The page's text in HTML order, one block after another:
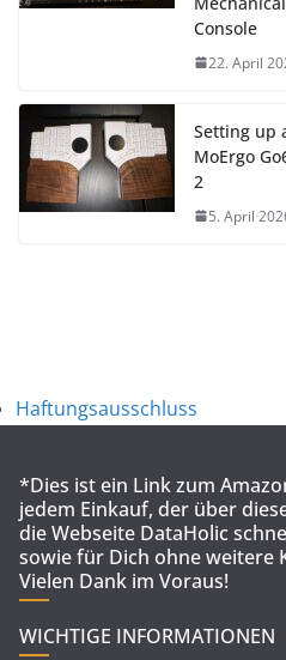
Console
22. April
Setting up
MoErgo
2
5. April
Haftungsausschluss
*Dies ist ein Link zum
jedem Einkauf, der über
die Webseite DataHolic
sowie für Dich ohne weitere
Vielen Dank im Voraus!
WICHTIGE INFORMATIONEN